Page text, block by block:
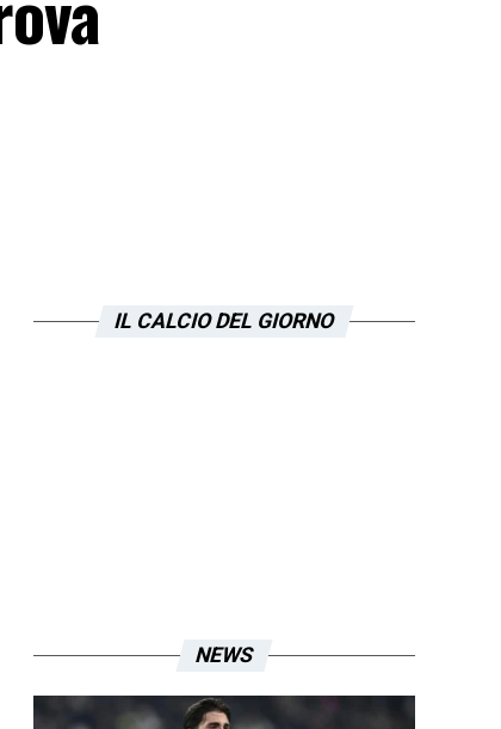
IL CALCIO DEL GIORNO
NEWS